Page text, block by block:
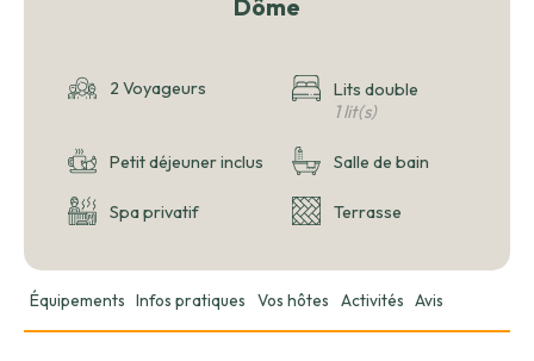
Dôme
2 Voyageurs Lits double
1 lit(s)
Petit déjeuner inclus Salle de bain
Spa privatif Terrasse
Équipements Infos pratiques Vos hôtes Activités Avis